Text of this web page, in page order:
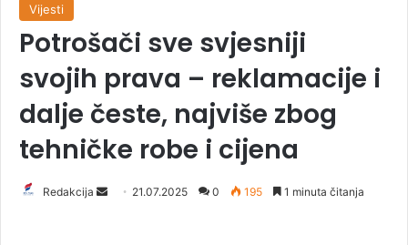
Vijesti
Potrošači sve svjesniji
svojih prava – reklamacije i
dalje česte, najviše zbog
tehničke robe i cijena
Redakcija 21.07.2025 0 195 1 minuta čitanja